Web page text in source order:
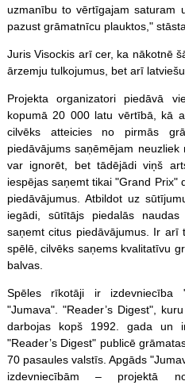
uzmanību to vērtīgajam saturam
pazust grāmatnīcu plauktos,"
Juris Visockis arī cer, ka nākotnē
ārzemju tulkojumus, bet arī
Projekta organizatori piedāvā
kopumā 20 000 latu vērtībā, kā
cilvēks atteicies no pirmās
piedāvājums saņēmējam
var ignorēt, bet tādējādi viņš
iespējas saņemt tikai "Grand Prix"
piedāvājumus. Atbildot uz
iegādi, sūtītājs piedalās
saņemt citus piedāvājumus. Ir arī
spēlē, cilvēks saņems kvalitatīvu
balvas.
Spēles rīkotāji ir izdevniecība
"Jumava". "Reader’s Digest",
darbojas kopš 1992. gada un
"Reader’s Digest" publicē
70 pasaules valstīs. Apgāds
izdevniecībām – projektā